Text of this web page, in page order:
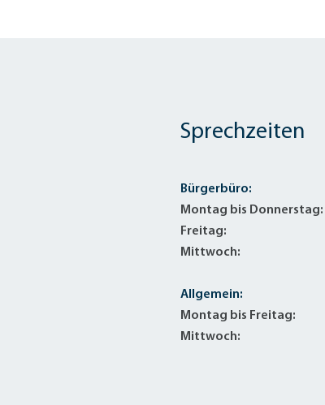
Sprechzeiten
Bürgerbüro:
Montag bis Donnerstag:
Freitag:
Mittwoch:
Allgemein:
Montag bis Freitag:
Mittwoch: